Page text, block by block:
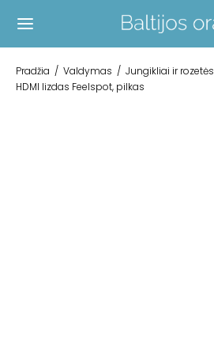
Pradžia / Valdymas / Jungikliai ir rozetės
HDMI lizdas Feelspot, pilkas